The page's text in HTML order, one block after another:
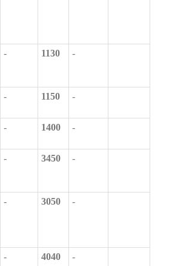
- 1130 -
- 1150 -
- 1400 -
- 3450 -
- 3050 -
- 4040 -